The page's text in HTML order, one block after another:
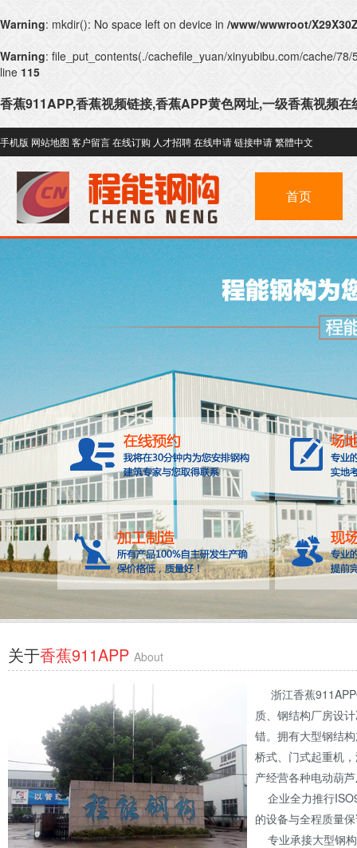
Warning: mkdir(): No space left on device in /www/wwwroot/
Warning: file_put_contents(./cachefile_yuan/xinyubibu.com/cache/
line 115
香蕉911APP,香蕉视频链接,香蕉APP黄色网址,一级香蕉视频在
手机版 网站地图 客户留言在线订购 人才招聘在线申请链接申请繁體中文
首页
关于香蕉911APP About
浙江香蕉911APP
质、钢结构厂房设
错。拥有大型钢结
桥式、门式起重机
产经营各种电动葫
企业全力推行
的设备与全程质量
专业承接大型钢